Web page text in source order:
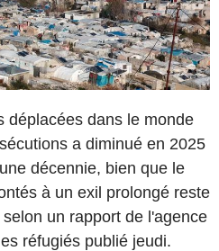
déplacées dans le monde
a diminué en 2025
décennie, bien que le
à un exil prolongé reste
un rapport de l'agence
réfugiés publié jeudi.